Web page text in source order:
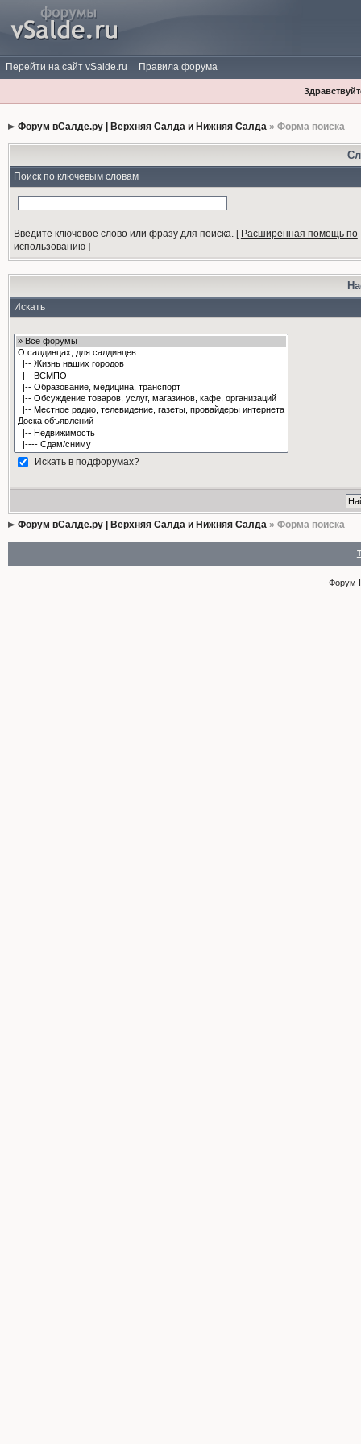
Перейти на сайт vSalde.ru Правила форума
Форум вСалде.ру | Верхняя Салда и Нижняя Салда» Форма поиска
Поиск по ключевым словам
Введите ключевое слово или фразу для поиска.[ Расширенная помощь по
использованию]
Искать
Искать в подфорумах?
Форум вСалде.ру | Верхняя Салда и Нижняя Салда» Форма поиска
Форум